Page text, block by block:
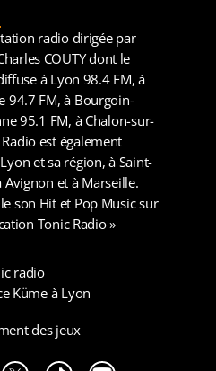
radio dirigée par
COUTY dont le
à Lyon 98.4 FM, à
94.7 FM, à Bourgoin-
95.1 FM, à Chalon-sur-
est également
et sa région, à Saint-
Avignon et à Marseille.
son Hit et Pop Music sur
Tonic Radio »
radio
Küme à Lyon
des jeux